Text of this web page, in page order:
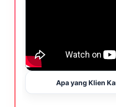
Apa yang Klien